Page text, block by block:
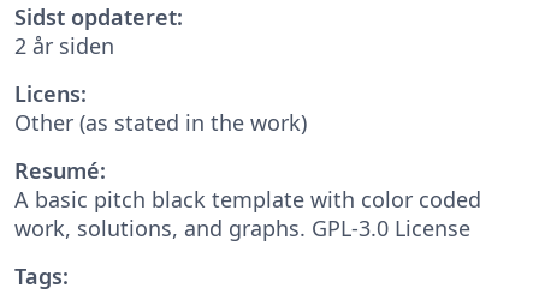
Sidst opdateret:
2 år siden
Licens:
Other (as stated in the work)
Resumé:
A basic pitch black template with color coded
work, solutions, and graphs. GPL-3.0 License
Tags: